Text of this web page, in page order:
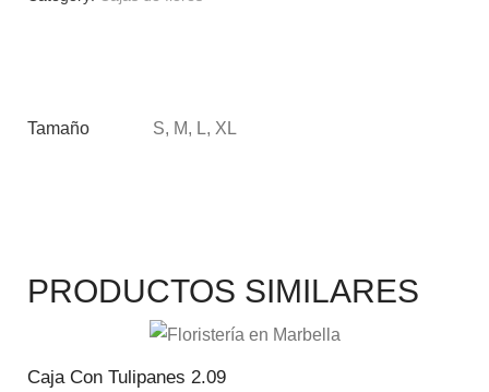
Tamaño S, M, L, XL
PRODUCTOS SIMILARES
Caja Con Tulipanes 2.09